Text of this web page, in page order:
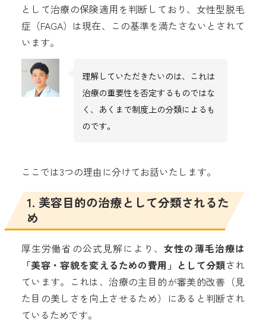
として治療の保険適用を判断しており、女性型脱毛
症（FAGA）は現在、この基準を満たさないとされて
います。
理解していただきたいのは、これは
治療の重要性を否定するものではな
く、あくまで制度上の分類によるも
のです。
ここでは3つの理由に分けてお話いたします。
1. 美容目的の治療として分類されるた
め
厚生労働省の公式見解により、女性の薄毛治療は
「美容・容貌を変えるための費用」として分類され
ています。これは、治療の主目的が審美的改善（見
た目の美しさを向上させるため）にあると判断され
ているためです。